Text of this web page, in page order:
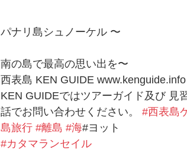
パナリ島シュノーケル 〜
南の島で最高の思い出を〜
西表島 KEN GUIDE www.kenguide.info
KEN GUIDEではツアーガイド及び 見
話でお問い合わせください。 #西表島
島旅行 #離島 #海#ヨット
#カタマランセイル